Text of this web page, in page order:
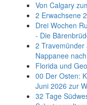
Von Calgary
2 Erwachsene
Drei Wochen
- Die
2 Travemünder
Nappanee
Florida und
00 Der Osten:
Juni 2026 zur
32 Tage